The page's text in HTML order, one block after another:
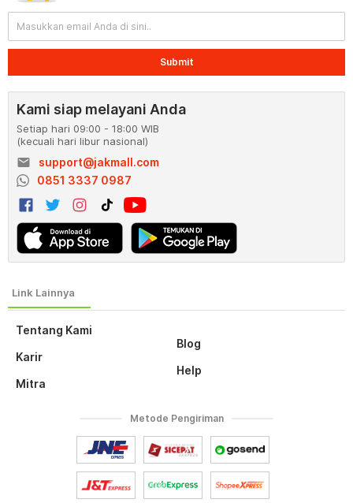
Tentang Kami
Karir
Mitra
Blog
Help
Submit
Kami siap melayani Anda
Setiap hari 09:00 - 18:00 WIB
(kecuali hari libur nasional)
email
support@jakmall.com
0851 3337 0987
Metode Pengiriman